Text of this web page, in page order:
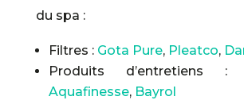
du spa :
Filtres : Gota Pure, Pleatco,
Produits d’entretiens :
Aquafinesse, Bayrol